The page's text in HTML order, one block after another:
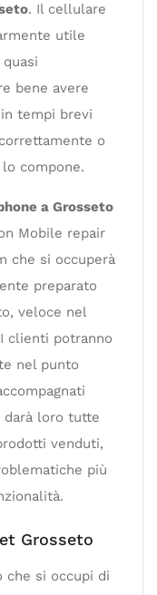
. Il cellulare
utile
bene avere
tempi brevi
o
compone.
a Grosseto
Mobile repair
che si occuperà
preparato
veloce nel
clienti potranno
nel punto
loro tutte
venduti,
più
Grosseto
che si occupi di